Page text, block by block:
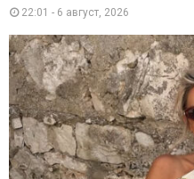
22:01 - 6 август, 2026